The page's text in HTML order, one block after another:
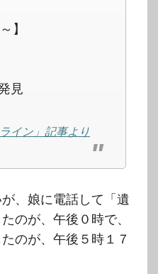
】
見
イン」記事より
、娘に電話して「遺
のが、午後０時で、
のが、午後５時１７